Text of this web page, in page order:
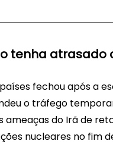
tenha atrasado
fechou após a
o tráfego
ameaças do Irã de
nucleares no fim